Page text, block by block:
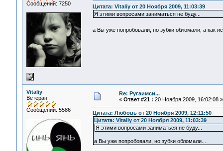
Сообщений: 7250
Цитата: Vitaliy от 20 Ноября 2009, 11:03:39
Я этими вопросами заниматься не буду...
а Вы уже попробовали, но зубки обломали, а как
Vitaliy
Ветеран
Сообщений: 5586
Re: Ругаимси...
« Ответ #21 : 20 Ноября 2009, 16:02:08 »
Цитата: Любовь от 20 Ноября 2009, 12:11:50
Цитата: Vitaliy от 20 Ноября 2009, 11:03:39
Я этими вопросами заниматься не буду...
а Вы уже попробовали, но зубки обломали...